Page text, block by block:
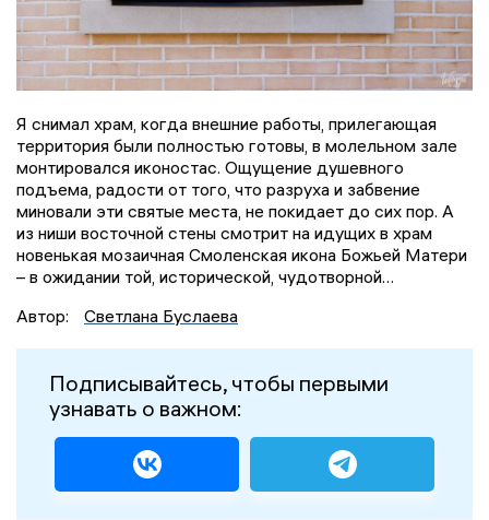
Я снимал храм, когда внешние работы, прилегающая
территория были полностью готовы, в молельном зале
монтировался иконостас. Ощущение душевного
подъема, радости от того, что разруха и забвение
миновали эти святые места, не покидает до сих пор. А
из ниши восточной стены смотрит на идущих в храм
новенькая мозаичная Смоленская икона Божьей Матери
– в ожидании той, исторической, чудотворной…
Автор:
Светлана Буслаева
Подписывайтесь, чтобы первыми
узнавать о важном: